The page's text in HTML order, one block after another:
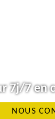
7j/7 en
NOUS